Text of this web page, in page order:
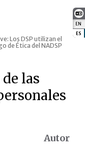
EN
ES
sitio web
Los DSP utilizan el
de Ética del NADSP
las
Autor